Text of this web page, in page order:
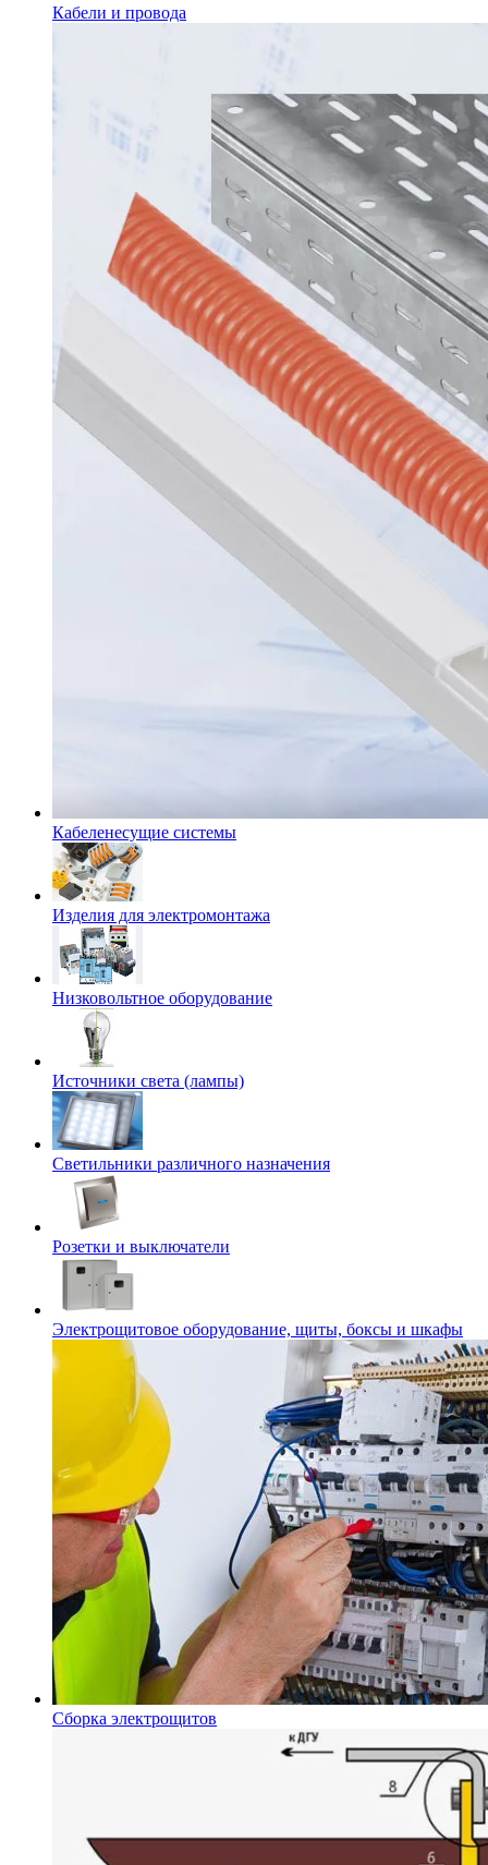
Кабели и провода
Кабеленесущие системы
Изделия для электромонтажа
Низковольтное оборудование
Источники света (лампы)
Светильники различного назначения
Розетки и выключатели
Электрощитовое оборудование, щиты, боксы и шкафы
Сборка электрощитов